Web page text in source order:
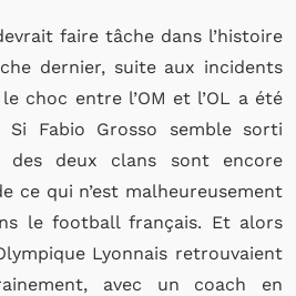
faire tâche dans l’histoire
dernier, suite aux incidents
choc entre l’OM et l’OL a été
Si Fabio Grosso semble sorti
des deux clans sont encore
ce qui n’est malheureusement
le football français. Et alors
Lyonnais retrouvaient
avec un coach en